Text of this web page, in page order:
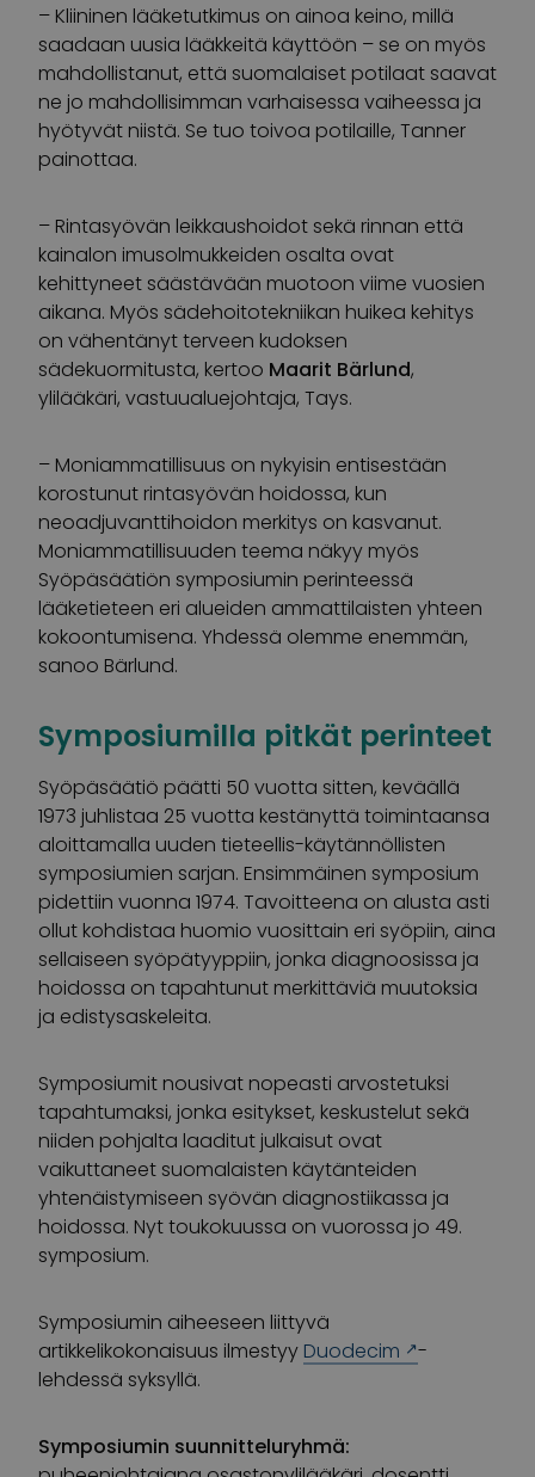
– Kliininen lääketutkimus on ainoa keino, millä
saadaan uusia lääkkeitä käyttöön – se on myös
mahdollistanut, että suomalaiset potilaat saavat
ne jo mahdollisimman varhaisessa vaiheessa ja
hyötyvät niistä. Se tuo toivoa potilaille, Tanner
painottaa.
– Rintasyövän leikkaushoidot sekä rinnan että
kainalon imusolmukkeiden osalta ovat
kehittyneet säästävään muotoon viime vuosien
aikana. Myös sädehoitotekniikan huikea kehitys
on vähentänyt terveen kudoksen
sädekuormitusta, kertoo Maarit Bärlund,
ylilääkäri, vastuualuejohtaja, Tays.
– Moniammatillisuus on nykyisin entisestään
korostunut rintasyövän hoidossa, kun
neoadjuvanttihoidon merkitys on kasvanut.
Moniammatillisuuden teema näkyy myös
Syöpäsäätiön symposiumin perinteessä
lääketieteen eri alueiden ammattilaisten yhteen
kokoontumisena. Yhdessä olemme enemmän,
sanoo Bärlund.
Symposiumilla pitkät perinteet
Syöpäsäätiö päätti 50 vuotta sitten, keväällä
1973 juhlistaa 25 vuotta kestänyttä toimintaansa
aloittamalla uuden tieteellis-käytännöllisten
symposiumien sarjan. Ensimmäinen symposium
pidettiin vuonna 1974. Tavoitteena on alusta asti
ollut kohdistaa huomio vuosittain eri syöpiin, aina
sellaiseen syöpätyyppiin, jonka diagnoosissa ja
hoidossa on tapahtunut merkittäviä muutoksia
ja edistysaskeleita.
Symposiumit nousivat nopeasti arvostetuksi
tapahtumaksi, jonka esitykset, keskustelut sekä
niiden pohjalta laaditut julkaisut ovat
vaikuttaneet suomalaisten käytänteiden
yhtenäistymiseen syövän diagnostiikassa ja
hoidossa. Nyt toukokuussa on vuorossa jo 49.
symposium.
Symposiumin aiheeseen liittyvä
artikkelikokonaisuus ilmestyy Duodecim
-
lehdessä syksyllä.
Symposiumin suunnitteluryhmä: